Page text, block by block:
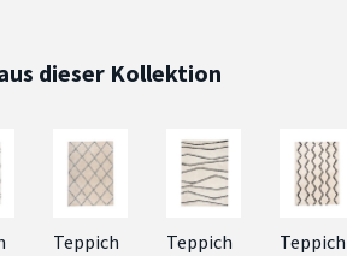
dieser Kollektion
Teppich
Teppich
Teppich